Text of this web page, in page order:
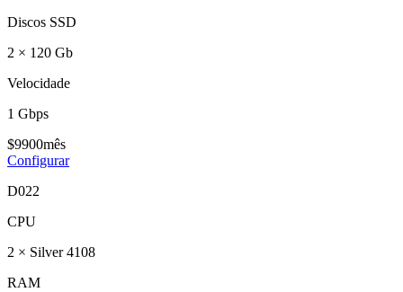
Discos SSD
2 × 120 Gb
Velocidade
1 Gbps
$9900mês
Configurar
D022
CPU
2 × Silver 4108
RAM